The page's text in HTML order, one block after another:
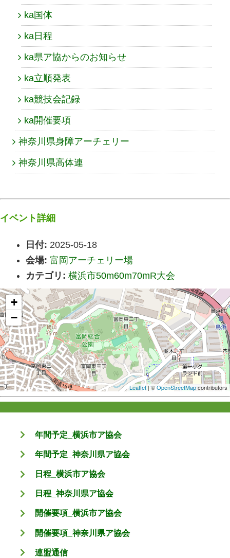
ka国体
ka日程
ka県ア協からのお知らせ
ka立順発表
ka競技会記録
ka開催要項
神奈川県身障アーチェリー
神奈川県高体連
イベント詳細
日付: 2025-05-18
会場: 富岡アーチェリー場
カテゴリ: 横浜市50m60m70mR大会
+
−
Leaflet | ©OpenStreetMapcontributors
年間予定_横浜市ア協会
年間予定_神奈川県ア協会
日程_横浜市ア協会
日程_神奈川県ア協会
開催要項_横浜市ア協会
開催要項_神奈川県ア協会
連盟通信